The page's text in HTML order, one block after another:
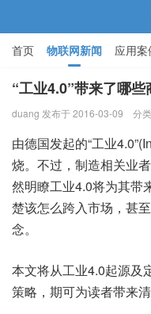
首页 物联网新闻 应用案
智能家居
“工业4.0”带来了哪些
duang 发布于 2016-03-09 分
由德国发起的“工业
烧。不过，制造相关业
然明瞭工业4.0将为其带
楚该怎么跨入市场，甚
念。
本文将从工业4.0起源及
策略，期可为读者带来